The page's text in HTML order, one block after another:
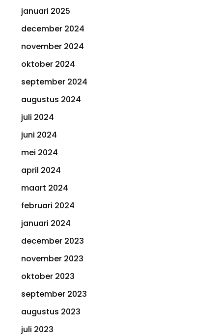
januari 2025
december 2024
november 2024
oktober 2024
september 2024
augustus 2024
juli 2024
juni 2024
mei 2024
april 2024
maart 2024
februari 2024
januari 2024
december 2023
november 2023
oktober 2023
september 2023
augustus 2023
juli 2023